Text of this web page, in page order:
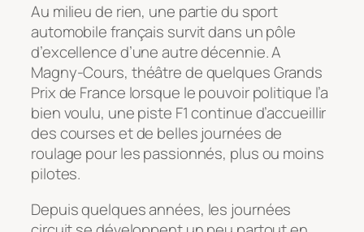
Au milieu de rien, une partie du sport
automobile français survit dans un pôle
d’excellence d’une autre décennie. A
Magny-Cours, théâtre de quelques Grands
Prix de France lorsque le pouvoir politique l’a
bien voulu, une piste F1 continue d’accueillir
des courses et de belles journées de
roulage pour les passionnés, plus ou moins
pilotes.
Depuis quelques années, les journées